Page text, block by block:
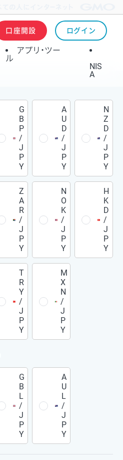
口座開設 ログイン
アプリ・ツー
ル
NIS
A
G
B
P
/
J
P
Y
A
U
D
/
J
P
Y
N
Z
D
/
J
P
Y
Z
A
R
/
J
P
Y
N
O
K
/
J
P
Y
H
K
D
/
J
P
Y
T
R
Y
/
J
P
Y
M
X
N
/
J
P
Y
G
B
L
/
J
P
Y
A
U
L
/
J
P
Y